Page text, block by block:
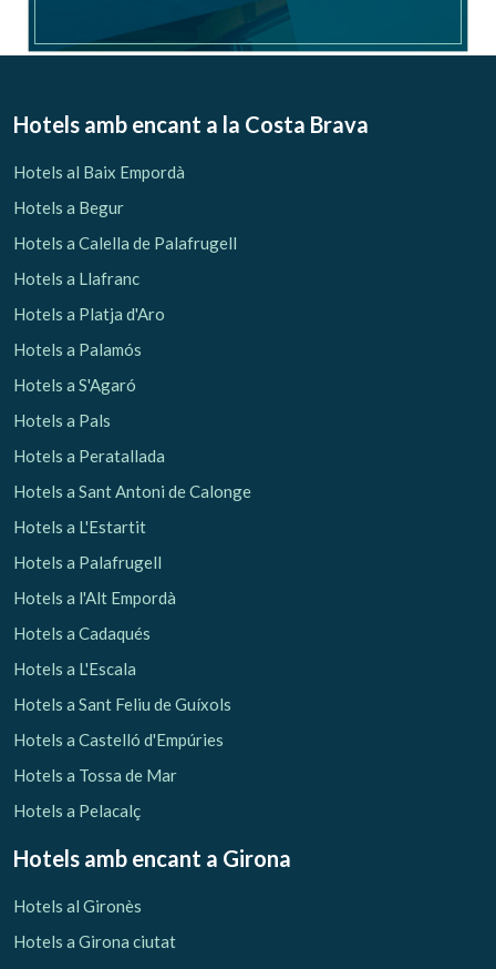
Hotels amb encant a la Costa Brava
Hotels al Baix Empordà
Hotels a Begur
Hotels a Calella de Palafrugell
Hotels a Llafranc
Hotels a Platja d'Aro
Hotels a Palamós
Hotels a S'Agaró
Hotels a Pals
Hotels a Peratallada
Hotels a Sant Antoni de Calonge
Hotels a L'Estartit
Hotels a Palafrugell
Hotels a l'Alt Empordà
Hotels a Cadaqués
Hotels a L'Escala
Hotels a Sant Feliu de Guíxols
Hotels a Castelló d'Empúries
Hotels a Tossa de Mar
Hotels a Pelacalç
Hotels amb encant a Girona
Hotels al Gironès
Hotels a Girona ciutat